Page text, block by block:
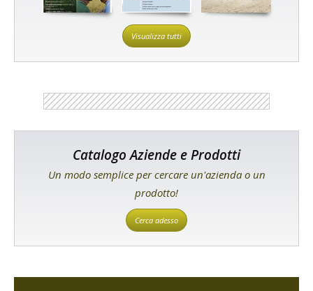
Visualizza tutti
Catalogo Aziende e Prodotti
Un modo semplice per cercare un'azienda o un
prodotto!
Cerca adesso